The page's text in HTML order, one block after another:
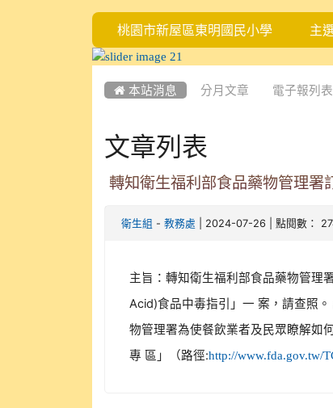
桃園市新屋區東明國民小學 主
 本站消息 分月文章 電子報列表
文章列表
轉知衛生福利部食品藥物管理署
衛生組 -教務處 | 2024-07-26 | 點閱數：
主旨：轉知衛生福利部食品藥物管理
Acid)食品中毒指引」一 案，請查照
物管理署為使餐飲業者及民眾瞭解如
專 區」（路徑:http://www.fda.gov.tw/